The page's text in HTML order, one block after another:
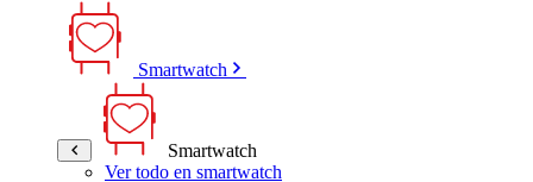
Smartwatch
Smartwatch
Ver todo en smartwatch